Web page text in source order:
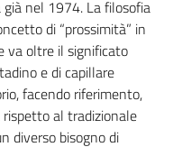
nel 1974. La filosofia
di “prossimità” in
va oltre il significato
e di capillare
facendo riferimento,
al tradizionale
diverso bisogno di